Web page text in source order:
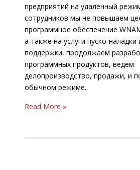
предприятий на удаленный
сотрудников мы не повышаем
программное обеспечение
а также на услуги пуско-наладки
поддержки, продолжаем
программных продуктов, ведем
делопроизводство, продажи, и
обычном режиме.
Read More »